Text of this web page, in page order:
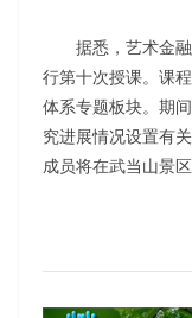
据悉，艺术金融
行第十次授课。课
体系专题板块。期
究进展情况设置有
成员将在武当山景